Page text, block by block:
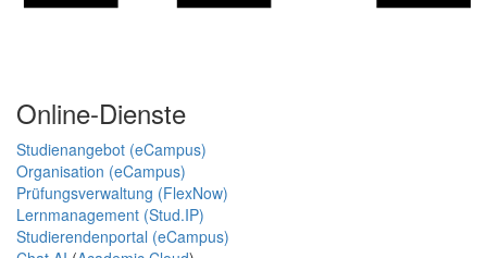
Online-Dienste
Studienangebot (eCampus)
Organisation (eCampus)
Prüfungsverwaltung (FlexNow)
Lernmanagement (Stud.IP)
Studierendenportal (eCampus)